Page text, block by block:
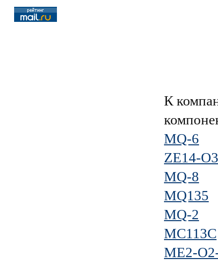
К
MQ-6
ZE14-
MQ-8
MQ135
MQ-2
MC113C
ME2-